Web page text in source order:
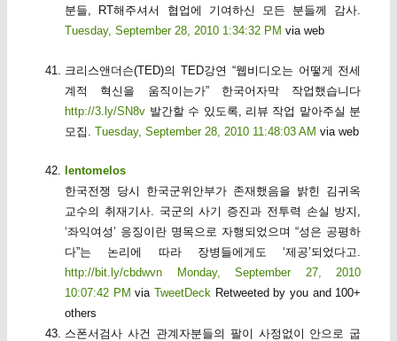
분들, RT해주셔서 협업에 기여하신 모든 분들께 감사.
Tuesday, September 28, 2010 1:34:32 PM via web
크리스앤더슨(TED)의 TED강연 “웹비디오는 어떻게 전세
계적 혁신을 움직이는가” 한국어자막 작업했습니다
http://3.ly/SN8v 발간할 수 있도록, 리뷰 작업 맡아주실 분
모집.Tuesday, September 28, 2010 11:48:03 AM via web
lentomelos
한국전쟁 당시 한국군위안부가 존재했음을 밝힌 김귀옥
교수의 취재기사. 국군의 사기 증진과 전투력 손실 방지,
‘좌익여성’ 응징이란 명목으로 자행되었으며 “성은 공평하
다”는 논리에 따라 장병들에게도 ‘제공’되었다고.
http://bit.ly/cbdwvn
Monday, September 27, 2010
10:07:42 PM viaTweetDeck Retweeted by you and 100+
others
스폰서검사 사건 관계자분들의 팔이 사정없이 안으로 굽